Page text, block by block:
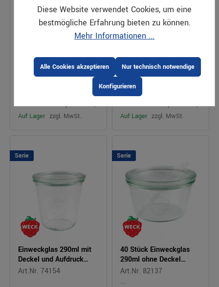
Einweckglas 160ml mit
Deckel Mini-Sturz
Auf Lager
Preis pro Stück |
zzgl. MwSt.
Einweckglas 220ml mit
Deckel Mini-Tulpe
VPE: 12
Auf Lager
Preis pro Stück |
zzgl. MwSt.
Serie
Einweckglas 290ml mit
Deckel und Aufdruck
Sturzform
Art.Nr. 74154
Serie
40 Stück Einweckglas
290ml ohne Deckel
Sturzform
Art.Nr. 82137
...
Diese Website verwendet Cookies, um eine
bestmögliche Erfahrung bieten zu können.
Mehr Informationen ...
Nur technisch notwendige
Konfigurieren
Alle Cookies akzeptieren